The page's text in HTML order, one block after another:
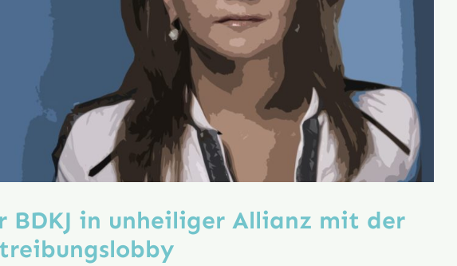
BDKJ in unheiliger Allianz mit der